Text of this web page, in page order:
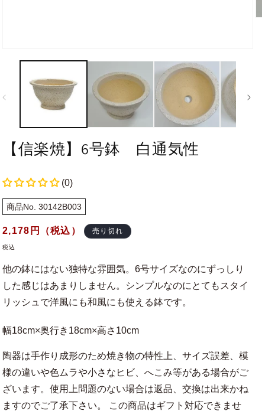
【信楽焼】6号鉢 白通気性
(0)
商品No. 30142B003
通
常
格
2,178 円（税込） 売り切れ
税込
他の鉢にはない独特な雰囲気。6号サイズなのにずっしり
した感じはあまりしません。シンプルなのにとてもスタイ
リッシュで洋風にも和風にも使える鉢です。
幅18cm×奥行き18cm×高さ10cm
陶器は手作り成形のため焼き物の特性上、サイズ誤差、模
様の違いや色ムラや小さなヒビ、へこみ等がある場合がご
ざいます。使用上問題のない場合は返品、交換は出来かね
ますのでご了承下さい。 この商品はギフト対応できませ